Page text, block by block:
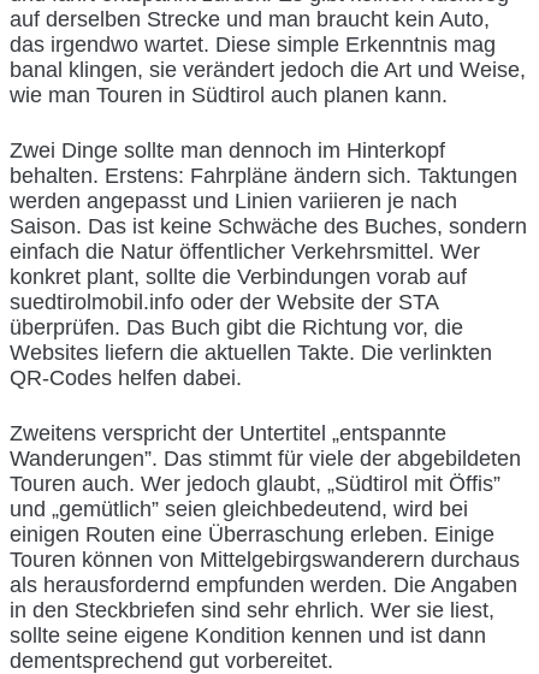
auf derselben Strecke und man braucht kein Auto,
das irgendwo wartet. Diese simple Erkenntnis mag
banal klingen, sie verändert jedoch die Art und Weise,
wie man Touren in Südtirol auch planen kann.
Zwei Dinge sollte man dennoch im Hinterkopf
behalten. Erstens: Fahrpläne ändern sich. Taktungen
werden angepasst und Linien variieren je nach
Saison. Das ist keine Schwäche des Buches, sondern
einfach die Natur öffentlicher Verkehrsmittel. Wer
konkret plant, sollte die Verbindungen vorab auf
suedtirolmobil.info oder der Website der STA
überprüfen. Das Buch gibt die Richtung vor, die
Websites liefern die aktuellen Takte. Die verlinkten
QR-Codes helfen dabei.
Zweitens verspricht der Untertitel „entspannte
Wanderungen”. Das stimmt für viele der abgebildeten
Touren auch. Wer jedoch glaubt, „Südtirol mit Öffis”
und „gemütlich” seien gleichbedeutend, wird bei
einigen Routen eine Überraschung erleben. Einige
Touren können von Mittelgebirgswanderern durchaus
als herausfordernd empfunden werden. Die Angaben
in den Steckbriefen sind sehr ehrlich. Wer sie liest,
sollte seine eigene Kondition kennen und ist dann
dementsprechend gut vorbereitet.